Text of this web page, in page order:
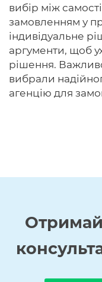
вибір між
замовленням у
індивідуальне
аргументи, щоб
рішення.
вибрали
агенцію для